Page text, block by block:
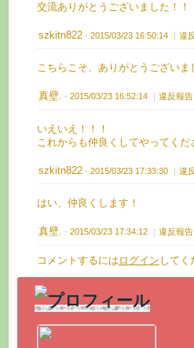
交流ありがとうございました！！
szkitn822- 2015/03/23 16:50:14 ｜ 違
こちらこそ、ありがとうございま
真壁. - 2015/03/23 16:52:14 ｜ 違反報告
いえいえ！！！
これからも仲良くしてやってくだ
szkitn822- 2015/03/23 17:33:30 ｜ 違
はい、仲良くします！
真壁. - 2015/03/23 17:34:12 ｜ 違反報告
コメントするには ログイン してく